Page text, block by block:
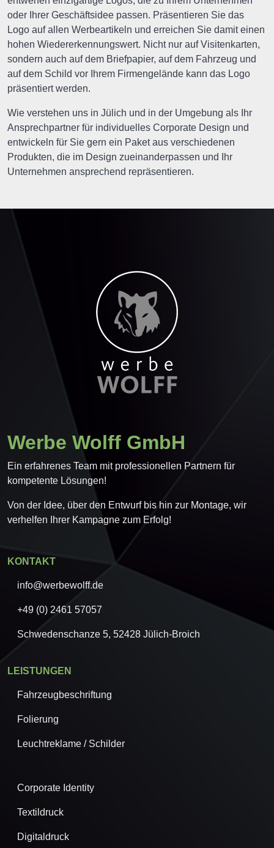
oder Ihrer Geschäftsidee passen. Präsentieren Sie das
Logo auf allen Werbeartikeln und erreichen Sie damit einen
hohen Wiedererkennungswert. Nicht nur auf Visitenkarten,
sondern auch auf dem Briefpapier, auf dem Fahrzeug und
auf dem Schild vor Ihrem Firmengelände kann das Logo
präsentiert werden.
Wie verstehen uns in Jülich und in der Umgebung als Ihr
Ansprechpartner für individuelles Corporate Design und
entwickeln für Sie gern ein Paket aus verschiedenen
Produkten, die im Design zueinanderpassen und Ihr
Unternehmen ansprechend repräsentieren.
Werbe Wolff GmbH
Ein erfahrenes Team mit professionellen Partnern für
kompetente Lösungen!
Von der Idee, über den Entwurf bis hin zur Montage, wir
verhelfen Ihrer Kampagne zum Erfolg!
KONTAKT
info@werbewolff.de
+49 (0) 2461 57057
Schwedenschanze 5, 52428 Jülich-Broich
LEISTUNGEN
Fahrzeugbeschriftung
Folierung
Leuchtreklame / Schilder
Corporate Identity
Textildruck
Digitaldruck